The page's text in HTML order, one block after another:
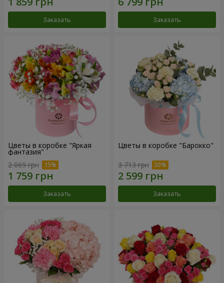
Заказать Заказать
Цветы в коробке "Яркая
фантазия"
2 069 грн
Заказать
Цветы в коробке "Барокко"
3 713 грн
Заказать